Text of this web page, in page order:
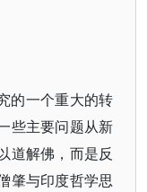
的一个重大的转
些主要问题从新
道解佛，而是反
肇与印度哲学思